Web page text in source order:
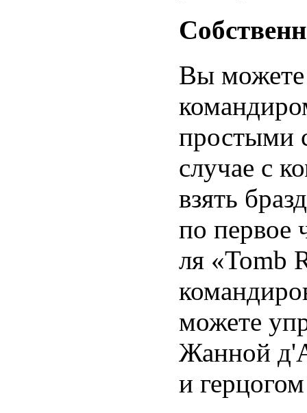
Вы можете
простыми
случае с
взять
по первое
ля «Tomb
можете
Жанной
и